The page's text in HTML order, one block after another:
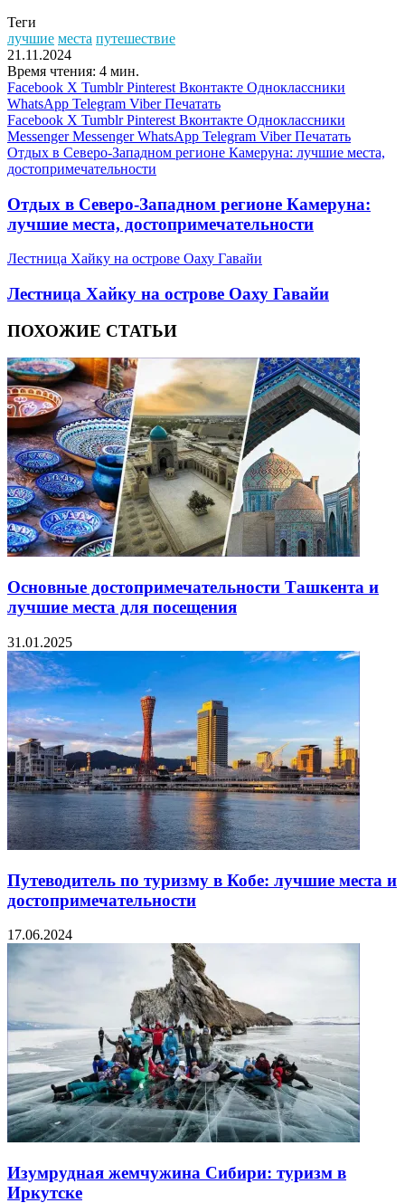
Теги
лучшие места путешествие
21.11.2024
Время чтения: 4 мин.
Facebook X Tumblr Pinterest Вконтакте Одноклассники
WhatsApp Telegram Viber Печатать
Facebook X Tumblr Pinterest Вконтакте Одноклассники
Messenger Messenger WhatsApp Telegram Viber Печатать
Отдых в Северо-Западном регионе Камеруна: лучшие места,
достопримечательности
Отдых в Северо-Западном регионе Камеруна:
лучшие места, достопримечательности
Лестница Хайку на острове Оаху Гавайи
Лестница Хайку на острове Оаху Гавайи
ПОХОЖИЕ СТАТЬИ
Основные достопримечательности Ташкента и
лучшие места для посещения
31.01.2025
Путеводитель по туризму в Кобе: лучшие места и
достопримечательности
17.06.2024
Изумрудная жемчужина Сибири: туризм в
Иркутске